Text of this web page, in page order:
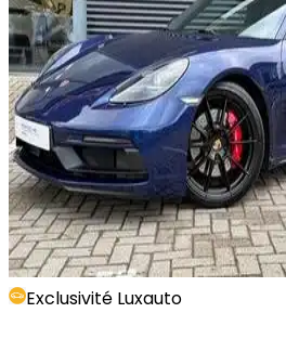
Exclusivité Luxauto